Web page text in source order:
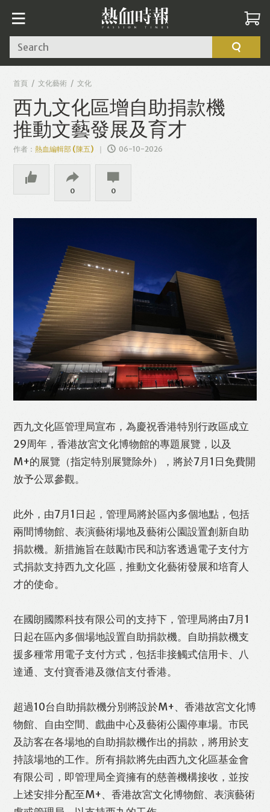
Like Facebook Twitter Line
WhatsApp Email Print
Search
首頁 文化藝術 文化
西九文化區增自助捐款機
推動文藝發展及育才
作者：熱血編輯部 (陳五) 06-10-2026
0 0
西九文化區管理局宣布，為慶祝香港特別行政區成立
29周年，香港故宮文化博物館的專題展覽，以及
M+的展覽（指定特別展覽除外），將於7月1日免費開
放予公眾參觀。
此外，由7月1日起，管理局將於區內多個地點，包括
兩間博物館、表演藝術場地及藝術公園設置創新自助
捐款機。新措施旨在鼓勵市民和訪客透過電子支付方
式捐款支持西九文化區，推動文化藝術發展和培育人
才的使命。
在國朗國際科技有限公司的支持下，管理局將由7月1
日起在區內多個場地設置自助捐款機。自助捐款機支
援多種常用電子支付方式，包括非接觸式信用卡、八
達通、支付寶香港及微信支付香港。
超過10台自助捐款機分別將設於M+、香港故宮文化博
物館、自由空間、戲曲中心及藝術公園停車場。市民
及訪客在各場地的自助捐款機作出的捐款，將用於支
持該場地的工作。所有捐款將先由西九文化區基金會
有限公司，即管理局全資擁有的慈善機構接收，並按
上述安排分配至M+、香港故宮文化博物館、表演藝術